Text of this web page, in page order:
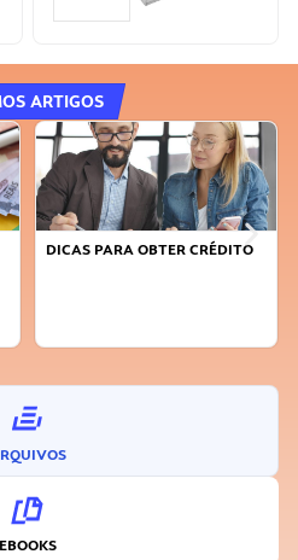
ARTIGOS
FAÇA A DIFERENÇA: SEJA
EBOOKS